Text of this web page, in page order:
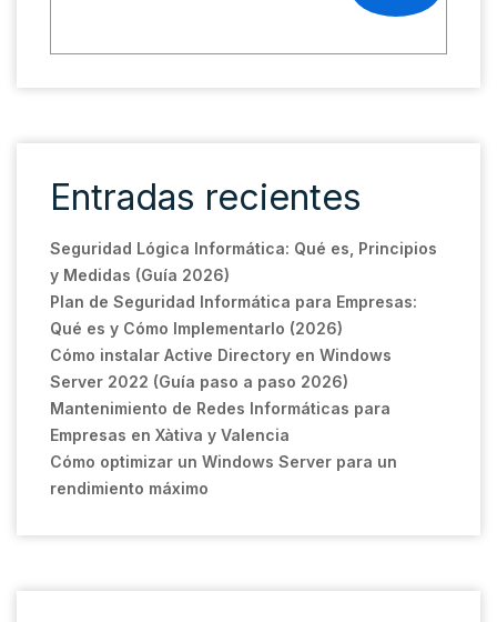
Entradas recientes
Seguridad Lógica Informática: Qué es, Principios
y Medidas (Guía 2026)
Plan de Seguridad Informática para Empresas:
Qué es y Cómo Implementarlo (2026)
Cómo instalar Active Directory en Windows
Server 2022 (Guía paso a paso 2026)
Mantenimiento de Redes Informáticas para
Empresas en Xàtiva y Valencia
Cómo optimizar un Windows Server para un
rendimiento máximo